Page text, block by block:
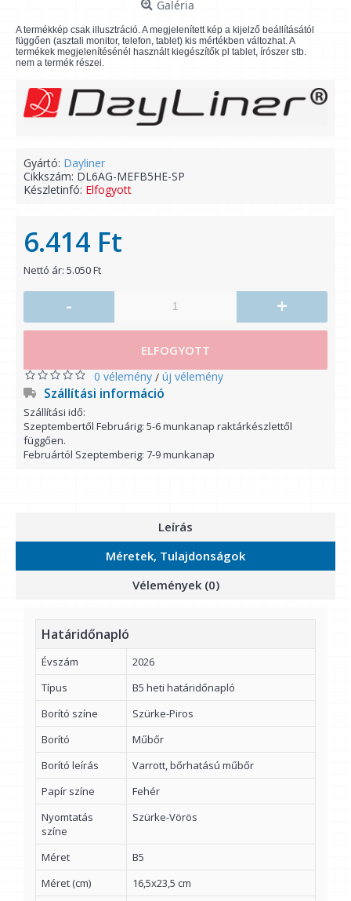
Galéria
A termékkép csak illusztráció. A megjelenített kép a kijelző beállításától
függően (asztali monitor, telefon, tablet) kis mértékben változhat. A
termékek megjelenítésénél használt kiegészítők pl tablet, írószer stb.
nem a termék részei.
Gyártó: Dayliner
Cikkszám: DL6AG-MEFB5HE-SP
Készletinfó: Elfogyott
6.414 Ft
Nettó ár: 5.050 Ft
- +
ELFOGYOTT
0 vélemény / új vélemény
Szállítási információ
Szállítási idő:
Szeptembertől Februárig: 5-6 munkanap raktárkészlettől
függően.
Februártól Szeptemberig: 7-9 munkanap
Leírás
Méretek, Tulajdonságok
Vélemények (0)
Határidőnapló
Évszám
2026
Típus
B5 heti határidőnapló
Borító színe
Szürke-Piros
Borító
Műbőr
Borító leírás
Varrott, bőrhatású műbőr
Papír színe
Fehér
Nyomtatás
színe
Szürke-Vörös
Méret
B5
Méret (cm)
16,5x23,5 cm